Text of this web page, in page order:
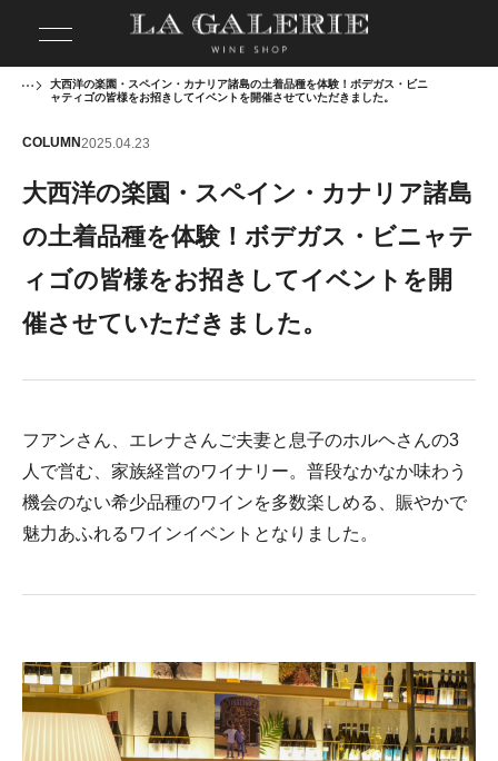
大西洋の楽園・スペイン・カナリア諸島の土着品種を体験！ボデガス・ビニ
ャティゴの皆様をお招きしてイベントを開催させていただきました。
COLUMN 2025.04.23
大西洋の楽園・スペイン・カナリア諸島
の土着品種を体験！ボデガス・ビニャテ
ィゴの皆様をお招きしてイベントを開
催させていただきました。
フアンさん、エレナさんご夫妻と息子のホルヘさんの3
人で営む、家族経営のワイナリー。普段なかなか味わう
機会のない希少品種のワインを多数楽しめる、賑やかで
魅力あふれるワインイベントとなりました。